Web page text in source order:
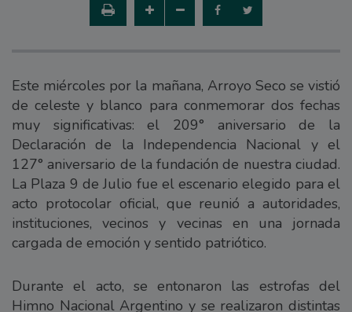
Este miércoles por la mañana, Arroyo Seco se vistió
de celeste y blanco para conmemorar dos fechas
muy significativas: el 209° aniversario de la
Declaración de la Independencia Nacional y el
127° aniversario de la fundación de nuestra ciudad.
La Plaza 9 de Julio fue el escenario elegido para el
acto protocolar oficial, que reunió a autoridades,
instituciones, vecinos y vecinas en una jornada
cargada de emoción y sentido patriótico.
Durante el acto, se entonaron las estrofas del
Himno Nacional Argentino y se realizaron distintas